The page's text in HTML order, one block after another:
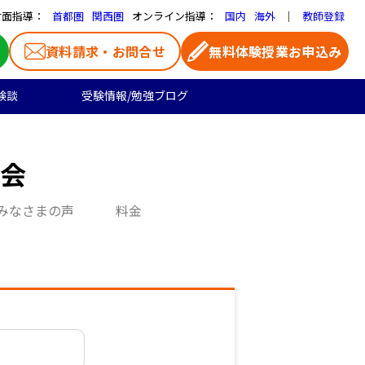
指導： 首都圏 関西圏 オンライン指導： 国内 海外 ｜ 教師登録
資料請求・お問合せ 無料体験授業お申込み
プロ家庭教師
談 受験情報/勉強ブログ
なさまの声 料金
リセット
千葉県